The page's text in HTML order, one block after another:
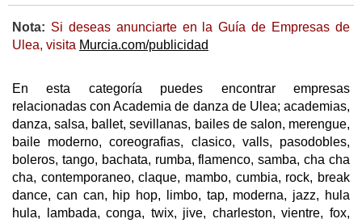
Nota: Si deseas anunciarte en la Guía de Empresas de
Ulea, visita Murcia.com/publicidad
En esta categoría puedes encontrar empresas
relacionadas con Academia de danza de Ulea; academias,
danza, salsa, ballet, sevillanas, bailes de salon, merengue,
baile moderno, coreografias, clasico, valls, pasodobles,
boleros, tango, bachata, rumba, flamenco, samba, cha cha
cha, contemporaneo, claque, mambo, cumbia, rock, break
dance, can can, hip hop, limbo, tap, moderna, jazz, hula
hula, lambada, conga, twix, jive, charleston, vientre, fox,